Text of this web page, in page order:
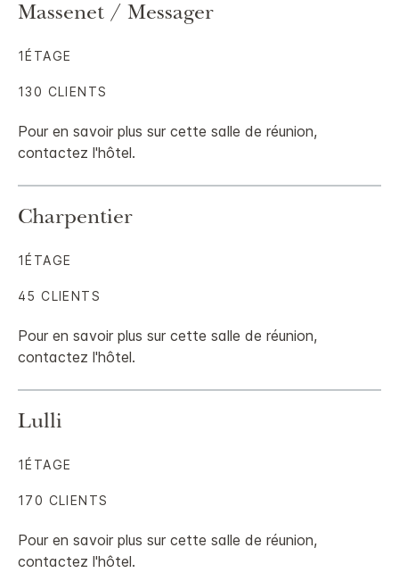
Massenet / Messager
Pour en savoir plus sur cette salle de réunion,
contactez l'hôtel.
1ÉTAGE
130 CLIENTS
Charpentier
Pour en savoir plus sur cette salle de réunion,
contactez l'hôtel.
1ÉTAGE
45 CLIENTS
Lulli
Pour en savoir plus sur cette salle de réunion,
contactez l'hôtel.
1ÉTAGE
170 CLIENTS